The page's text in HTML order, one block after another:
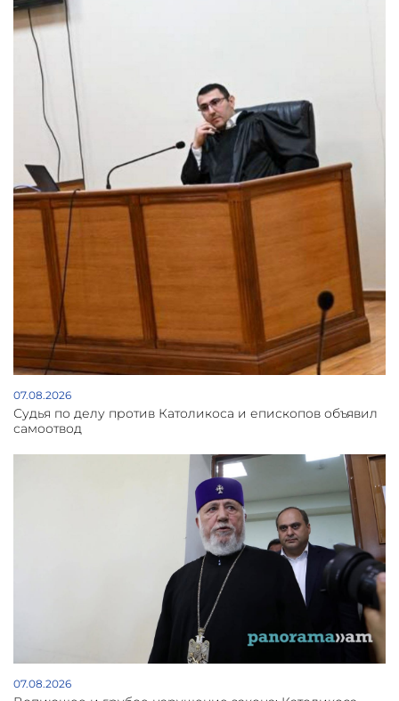
07.08.2026
Судья по делу против Католикоса и епископов объявил
самоотвод
07.08.2026